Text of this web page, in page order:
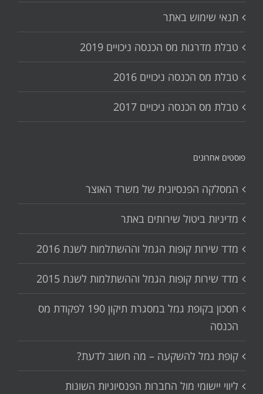
תנאי שימוש באתר
טבלת מדרגות מס הכנסה ניכויים 2019
טבלת מס הכנסה ניכויים 2016
טבלת מס הכנסה ניכויים 2017
פוסטים אחרונים
המסלקה הפנסיונית של משרד האוצר
מדיניות ביטול שירותים באתר
מדד שירות קופות הגמל וההשתלמות לשנת 2016
מדד שירות קופות הגמל וההשתלמות לשנת 2015
חסכון בקופת גמל במסגרת תיקון 190 לפקודת מס
הכנסה
קופת גמל להשקעה – מה חשוב לדעת?
ליווי יישומי מול החברות הפנסיוניות השונות